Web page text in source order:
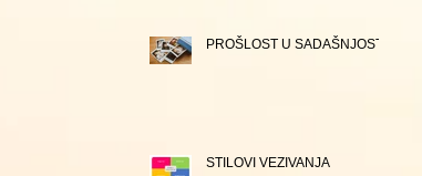
PROŠLOST U SADAŠNJOSTI
STILOVI VEZIVANJA